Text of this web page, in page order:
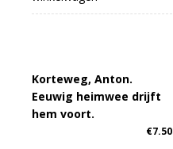
Korteweg, Anton.
Eeuwig heimwee drijft
hem voort.
€7.50